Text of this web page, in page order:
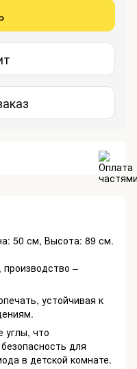
50 см, Высота: 89 см.
–
устойчивая к
углы, что
для
в детской комнате.